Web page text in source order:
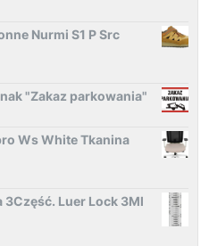
Nurmi S1 P Src
"Zakaz parkowania"
Ws White Tkanina
Luer Lock 3Ml